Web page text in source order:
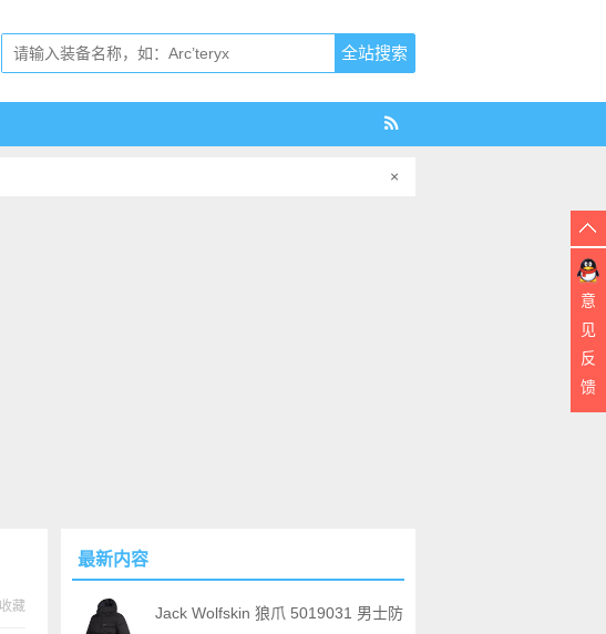
×
藏
最新内容
Jack Wolfskin 狼爪 5019031 男士防
意
见
反
馈